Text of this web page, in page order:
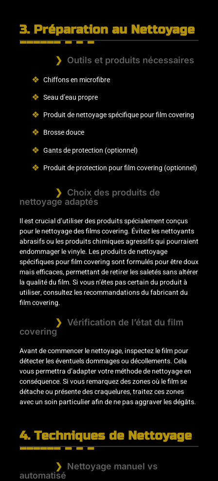
3. Préparation au Nettoyage
Outils et produits nécessaires
Chiffons en microfibre
Seau d’eau propre
Produit de nettoyage spécifique pour film covering
Brosse douce
Gants de protection (optionnel)
Produit de protection pour film covering (optionnel)
Choix des produits de
nettoyage adaptés
Il est crucial d’utiliser des produits spécialement conçus
pour le nettoyage des films covering. Évitez les nettoyants
abrasifs ou les produits chimiques agressifs qui pourraient
endommager le vinyle. Les produits de nettoyage
spécifiques pour film covering sont formulés pour être doux
mais efficaces, permettant de retirer les saletés sans altérer
la qualité du film. Si vous n’êtes pas certain du produit à
utiliser, consultez les recommandations du fabricant du
film covering.
Vérification de l’état du film
covering
Avant de commencer le nettoyage, inspectez le film pour
détecter les éventuels dommages ou décollements. Cela
vous permettra d’adapter votre méthode de nettoyage en
conséquence. Si vous remarquez des zones où le film se
détache ou présente des craquelures, traitez ces zones
avec un soin particulier afin de ne pas aggraver les dégâts.
4. Techniques de Nettoyage
Nettoyage manuel vs
automatisé